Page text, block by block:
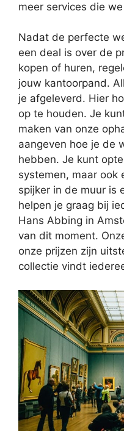
meer services die
Nadat de perfecte
een deal is over de
kopen of huren,
jouw kantoorpand.
je afgeleverd. Hier
op te houden. Je
maken van onze
aangeven hoe je de
hebben. Je kunt
systemen, maar ook
spijker in de muur is
helpen je graag bij
Hans Abbing in
van dit moment.
onze prijzen zijn
collectie vindt